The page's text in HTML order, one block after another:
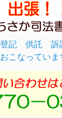
か司法書
記 供託 訴
おこなってい